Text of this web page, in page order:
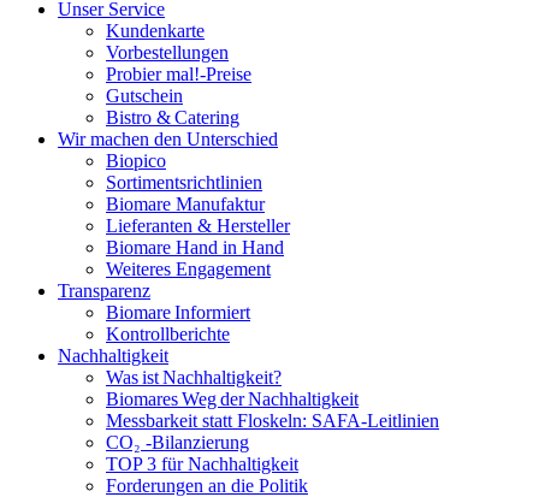
Unser Service
Kundenkarte
Vorbestellungen
Probier mal!-Preise
Gutschein
Bistro & Catering
Wir machen den Unterschied
Biopico
Sortimentsrichtlinien
Biomare Manufaktur
Lieferanten & Hersteller
Biomare Hand in Hand
Weiteres Engagement
Transparenz
Biomare Informiert
Kontrollberichte
Nachhaltigkeit
Was ist Nachhaltigkeit?
Biomares Weg der Nachhaltigkeit
Messbarkeit statt Floskeln: SAFA-Leitlinien
CO₂ -Bilanzierung
TOP 3 für Nachhaltigkeit
Forderungen an die Politik